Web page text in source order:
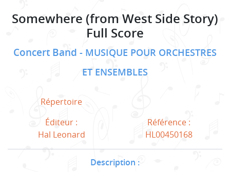
Somewhere (from West Side Story)
Full Score
Concert Band
MUSIQUE POUR ORCHESTRES
ET ENSEMBLES
Répertoire
Éditeur :
Hal Leonard
Référence :
HL00450168
Description :